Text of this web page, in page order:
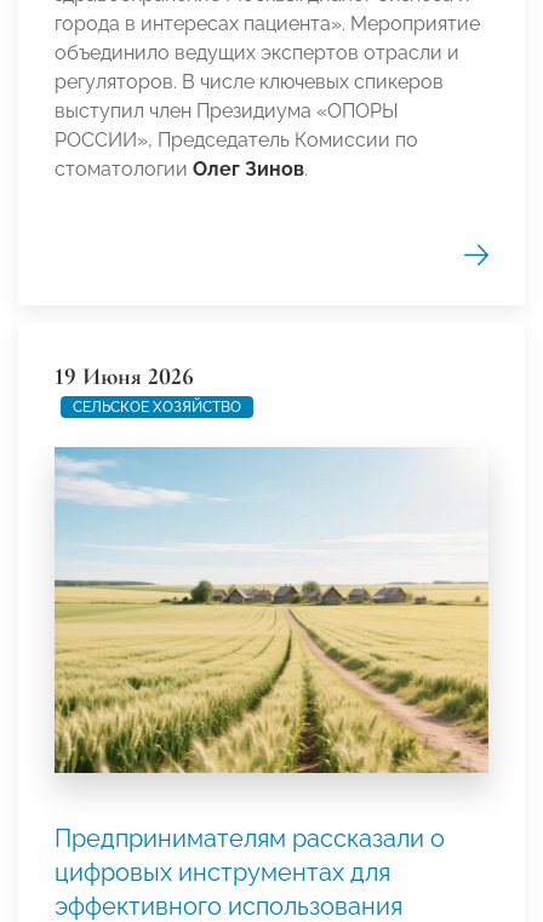
города в интересах пациента». Мероприятие
объединило ведущих экспертов отрасли и
регуляторов. В числе ключевых спикеров
выступил член Президиума «ОПОРЫ
РОССИИ», Председатель Комиссии по
стоматологии Олег Зинов.
19 Июня 2026
СЕЛЬСКОЕ ХОЗЯЙСТВО
Предпринимателям рассказали о
цифровых инструментах для
эффективного использования